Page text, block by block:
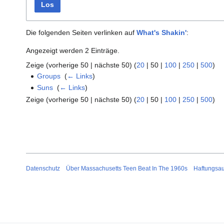
Los
Die folgenden Seiten verlinken auf What's Shakin':
Angezeigt werden 2 Einträge.
Zeige (vorherige 50 | nächste 50) (20 | 50 | 100 | 250 | 500)
Groups ‎(← Links)
Suns ‎(← Links)
Zeige (vorherige 50 | nächste 50) (20 | 50 | 100 | 250 | 500)
Datenschutz Über Massachusetts Teen Beat In The 1960s